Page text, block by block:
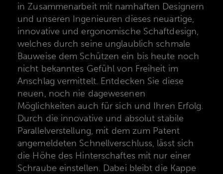
in Zusammenarbeit mit namhaften Designern
und unseren Ingenieuren dieses neuartige,
innovative und ergonomische Schaftdesign,
welches durch seine unglaublich schmale
Bauweise dem Schützen ein bis heute noch
nicht bekanntes Gefühl von Freiheit im
Anschlag vermittelt. Entdecken Sie diese
neuen, noch nie dagewesenen
Möglichkeiten auch für sich und Ihren Erfolg.
Durch die innovative und absolut stabile
Parallelverstellung, mit dem zum Patent
angemeldeten Schnellverschluss, lässt sich
die Höhe des Hinterschaftes mit nur einer
Schraube einstellen. Dabei bleibt die Kappe